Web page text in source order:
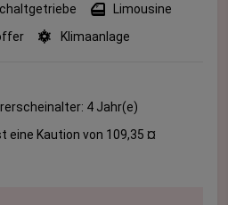
Limousine
Klimaanlage
4 Jahr(e)
eine Kaution von 109,35 ¤